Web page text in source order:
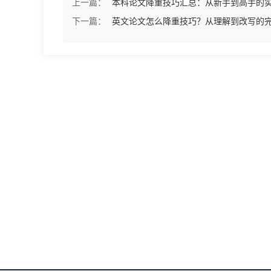
上一篇：
本科论文降重技巧汇总：从新手到高手的
下一篇：
英文论文怎么降重技巧？从理解到改写的